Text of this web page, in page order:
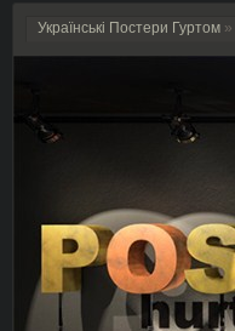
Українські Постери Гуртом »